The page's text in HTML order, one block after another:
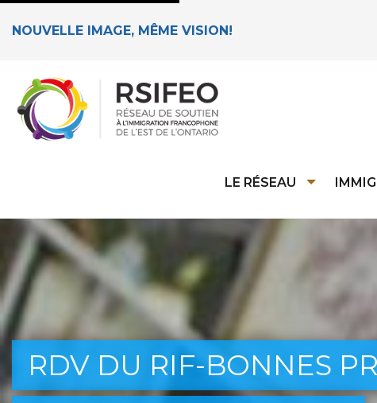
NOUVELLE IMAGE, MÊME VISION!
LE RÉSEAU
RDV DU RIF-BONNES